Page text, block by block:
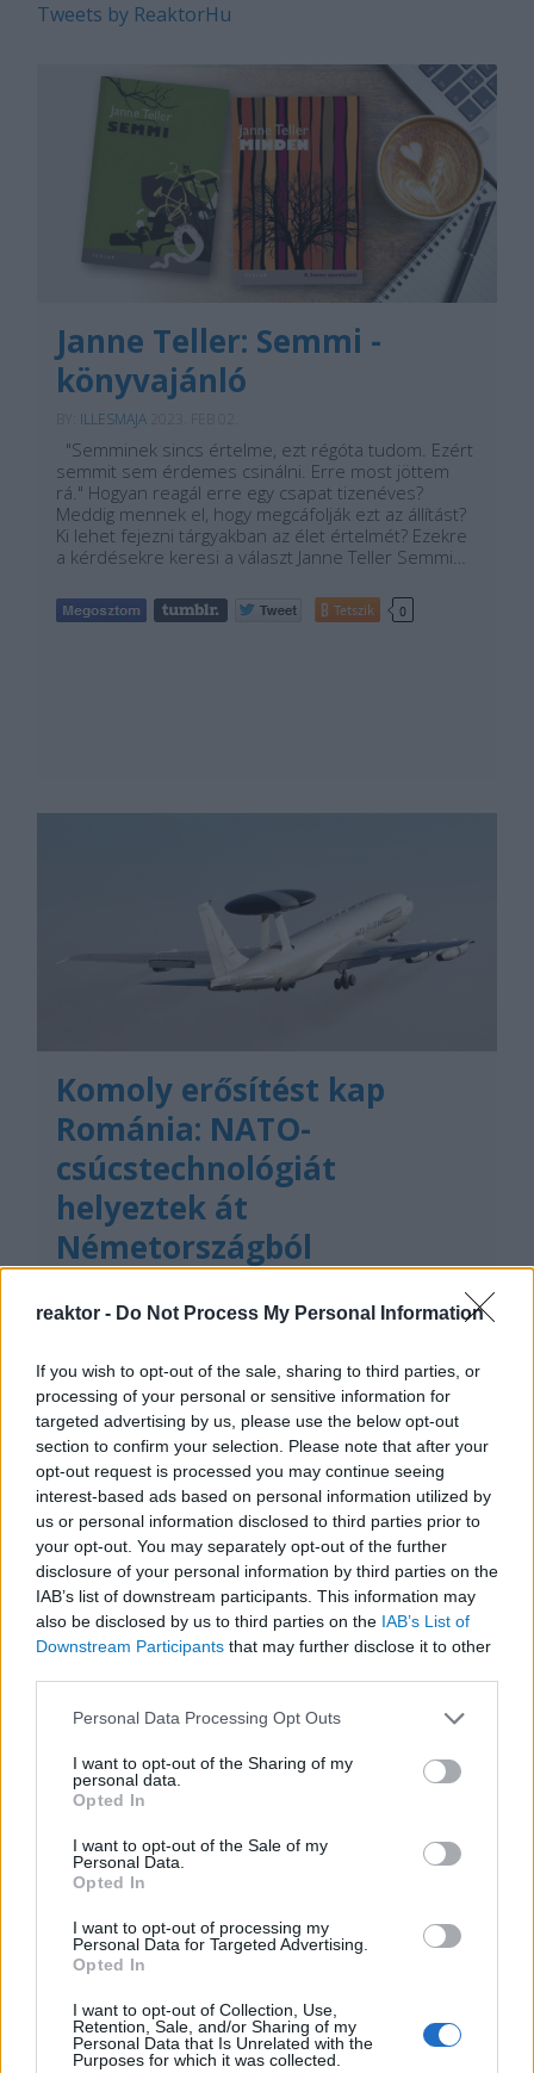
reaktor - Do Not Process My Personal Information
If you wish to opt-out of the sale, sharing to third parties, or
processing of your personal or sensitive information for
targeted advertising by us, please use the below opt-out
section to confirm your selection. Please note that after your
opt-out request is processed you may continue seeing
interest-based ads based on personal information utilized by
us or personal information disclosed to third parties prior to
your opt-out. You may separately opt-out of the further
disclosure of your personal information by third parties on the
IAB’s list of downstream participants. This information may
also be disclosed by us to third parties on the IAB’s List of
Downstream Participants that may further disclose it to other
Please note that this website/app uses one or more Google
not limited to your visit or usage behaviour. You may click to
grant or deny consent to Google and its third-party tags to
use your data for below specified purposes in below Google
consent section.
Personal Data Processing Opt Outs
I want to opt-out of the Sharing of my
personal data.
Opted In
I want to opt-out of the Sale of my
Personal Data.
Opted In
I want to opt-out of processing my
Personal Data for Targeted Advertising.
Opted In
I want to opt-out of Collection, Use,
Retention, Sale, and/or Sharing of my
Personal Data that Is Unrelated with the
Purposes for which it was collected.
Tweets by ReaktorHu
Janne Teller: Semmi -
könyvajánló
ILLESMAJA
"Semminek sincs értelme, ezt régóta tudom. Ezért
semmit sem érdemes csinálni. Erre most jöttem
rá." Hogyan reagál erre egy csapat tizenéves?
Meddig mennek el, hogy megcáfolják ezt az állítást?
Ki lehet fejezni tárgyakban az élet értelmét? Ezekre
a kérdésekre keresi a választ Janne Teller Semmi…
Tetszik 0
Komoly erősítést kap
Románia: NATO-
csúcstechnológiát
helyeztek át
Németországból
Január 17-én érkeztek meg a román légierő
Németországból küldött E-3A AWACS (Airborne
Warning and Control System) felderítő
repülőgépek. A repülők a NATO Airborne Early
Warning & Control Force (AEW&CF) kötelékébe
tartoznak, és eddig többnyire…
Tetszik 0
Jobbik: 2003-202...?
BY:ZSIGA BULCSÚ
szereplők olykor megújuljanak, legyen itt szó
pártokról vagy az egyszeri politikusokról. A sikeres
politikacsinálás receptjének az egyik hozzávalója a
összetett dolog. Egy párt megváltoztathatja az…
Tetszik